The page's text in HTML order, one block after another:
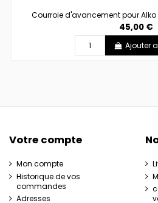
Courroie d'avancement pour Alko
45,00 €
Ajouter
Votre compte
Mon compte
Historique de vos
commandes
Adresses